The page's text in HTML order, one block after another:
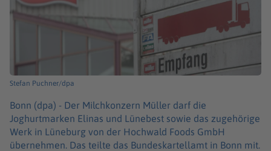
Stefan Puchner/dpa
Bonn (dpa) - Der Milchkonzern Müller darf die
Joghurtmarken Elinas und Lünebest sowie das zugehörige
Werk in Lüneburg von der Hochwald Foods GmbH
übernehmen. Das teilte das Bundeskartellamt in Bonn mit.